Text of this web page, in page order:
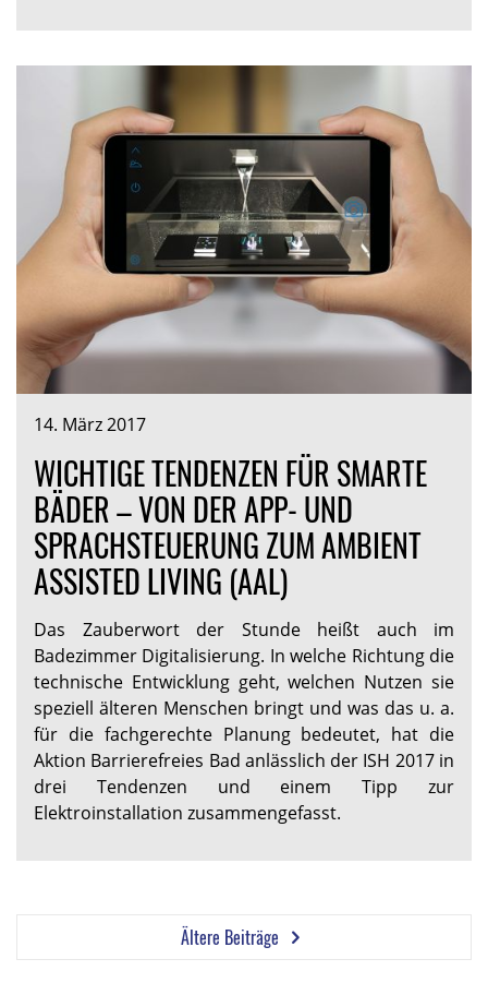
14. März 2017
WICHTIGE TENDENZEN FÜR SMARTE
BÄDER – VON DER APP- UND
SPRACHSTEUERUNG ZUM AMBIENT
ASSISTED LIVING (AAL)
Das Zauberwort der Stunde heißt auch im
Badezimmer Digitalisierung. In welche Richtung die
technische Entwicklung geht, welchen Nutzen sie
speziell älteren Menschen bringt und was das u. a.
für die fachgerechte Planung bedeutet, hat die
Aktion Barrierefreies Bad anlässlich der ISH 2017 in
drei Tendenzen und einem Tipp zur
Elektroinstallation zusammengefasst.
Ältere Beiträge